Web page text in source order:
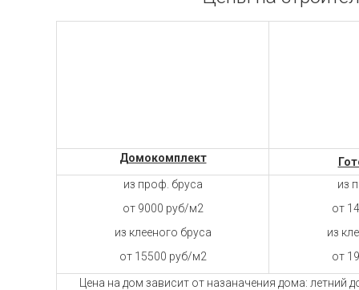
Домокомплект
из проф. бруса
от 9000 руб/м2
из клееного бруса
от 15500 руб/м2
из
от
из
от
Цена на дом зависит от назаначения дома: